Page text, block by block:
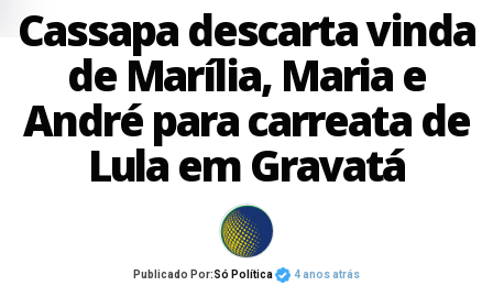
Cassapa descarta vinda
de Marília, Maria e
André para carreata de
Lula em Gravatá
Publicado Por:Só Política 4 anos atrás